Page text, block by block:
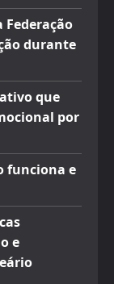
durante
que
por
funciona e
e